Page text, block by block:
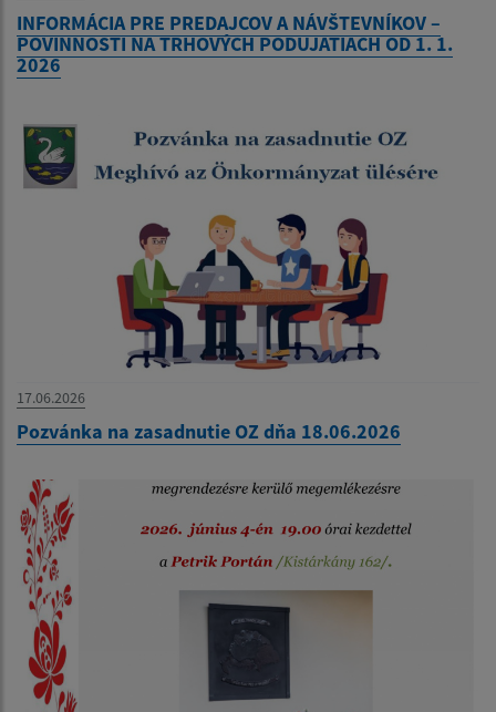
INFORMÁCIA PRE PREDAJCOV A NÁVŠTEVNÍKOV –
POVINNOSTI NA TRHOVÝCH PODUJATIACH OD 1. 1.
2026
17.06.2026
Pozvánka na zasadnutie OZ dňa 18.06.2026